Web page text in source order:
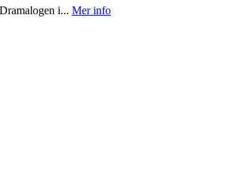
i... Mer info